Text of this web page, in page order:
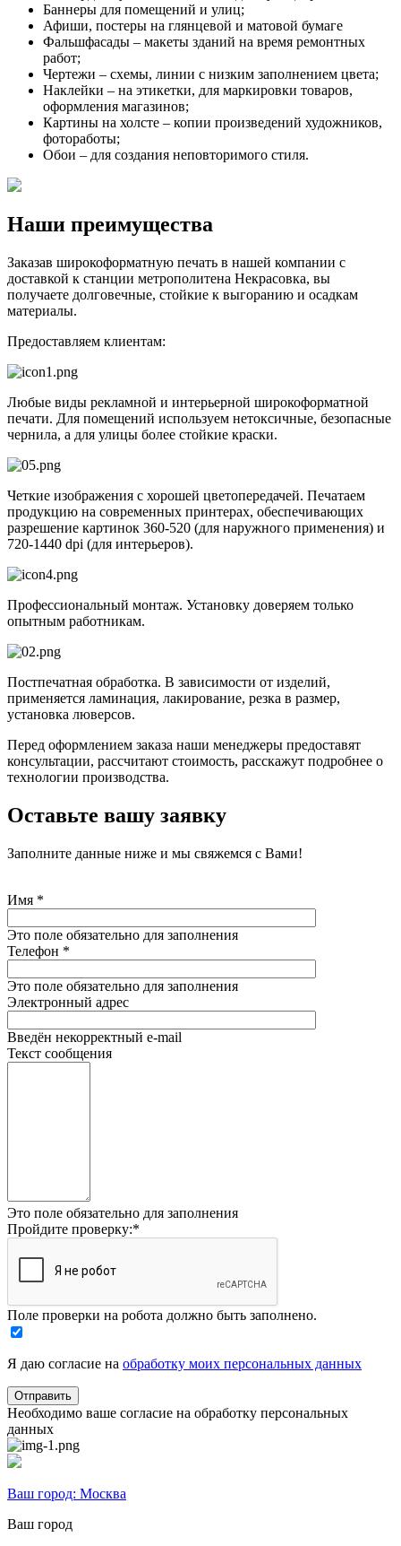
Баннеры для помещений и улиц;
Афиши, постеры на глянцевой и матовой бумаге
Фальшфасады – макеты зданий на время ремонтных
работ;
Чертежи – схемы, линии с низким заполнением цвета;
Наклейки – на этикетки, для маркировки товаров,
оформления магазинов;
Картины на холсте – копии произведений художников,
фотоработы;
Обои – для создания неповторимого стиля.
Наши преимущества
Заказав широкоформатную печать в нашей компании с
доставкой к станции метрополитена Некрасовка, вы
получаете долговечные, стойкие к выгоранию и осадкам
материалы.
Предоставляем клиентам:
Любые виды рекламной и интерьерной широкоформатной
печати. Для помещений используем нетоксичные, безопасные
чернила, а для улицы более стойкие краски.
Четкие изображения с хорошей цветопередачей. Печатаем
продукцию на современных принтерах, обеспечивающих
разрешение картинок 360-520 (для наружного применения) и
720-1440 dpi (для интерьеров).
Профессиональный монтаж. Установку доверяем только
опытным работникам.
Постпечатная обработка. В зависимости от изделий,
применяется ламинация, лакирование, резка в размер,
установка люверсов.
Перед оформлением заказа наши менеджеры предоставят
консультации, рассчитают стоимость, расскажут подробнее о
технологии производства.
Оставьте вашу заявку
Заполните данные ниже и мы свяжемся с Вами!
Имя *
Это поле обязательно для заполнения
Телефон *
Это поле обязательно для заполнения
Электронный адрес
Введён некорректный e-mail
Текст сообщения
Это поле обязательно для заполнения
Пройдите проверку:*
Поле проверки на робота должно быть заполнено.
Я даю согласие на обработку моих персональных данных
Необходимо ваше согласие на обработку персональных
данных
Ваш город: Москва
Ваш город